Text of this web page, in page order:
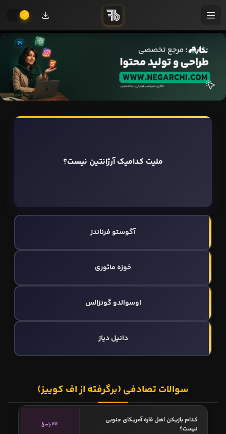
ملیت کدامیک آرژانتین نیست؟
آگوستو فرناندز
خوزه مائوری
اوسوالدو گونزالس
دانیل دیاز
سوالات تصادفی (برگرفته از اف کوییز)
کدام بازیکن اهل قاره آمریکای جنوبی
نیست؟
44 پاسخ